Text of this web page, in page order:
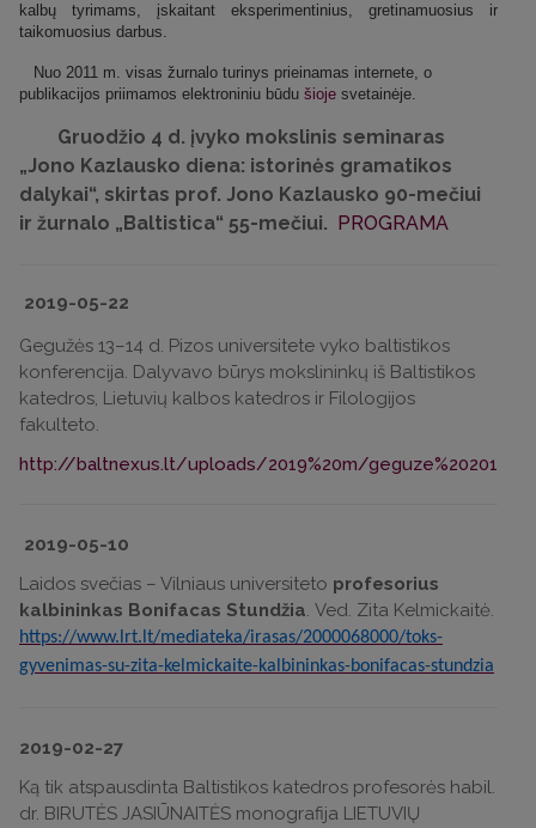
kalbų tyrimams, įskaitant eksperimentinius, gretinamuosius ir
taikomuosius darbus.
Nuo 2011 m. visas žurnalo turinys prieinamas internete, o
publikacijos priimamos elektroniniu būdu šioje svetainėje.
Gruodžio 4 d. įvyko mokslinis seminaras
„Jono Kazlausko diena: istorinės gramatikos
dalykai“, skirtas prof. Jono Kazlausko 90-mečiui
ir žurnalo „Baltistica“ 55-mečiui. PROGRAMA
2019-05-22
Gegužės 13–14 d. Pizos universitete vyko baltistikos
konferencija. Dalyvavo būrys mokslininkų iš Baltistikos
katedros, Lietuvių kalbos katedros ir Filologijos
fakulteto.
http://baltnexus.lt/uploads/2019%20m/geguze%202019/
2019-05-10
Laidos svečias – Vilniaus universiteto profesorius
kalbininkas Bonifacas Stundžia. Ved. Zita Kelmickaitė.
https://www.lrt.lt/mediateka/irasas/2000068000/toks-
gyvenimas-su-zita-kelmickaite-kalbininkas-bonifacas-stundzia
2019-02-27
Ką tik atspausdinta Baltistikos katedros profesorės habil.
dr. BIRUTĖS JASIŪNAITĖS monografija LIETUVIŲ